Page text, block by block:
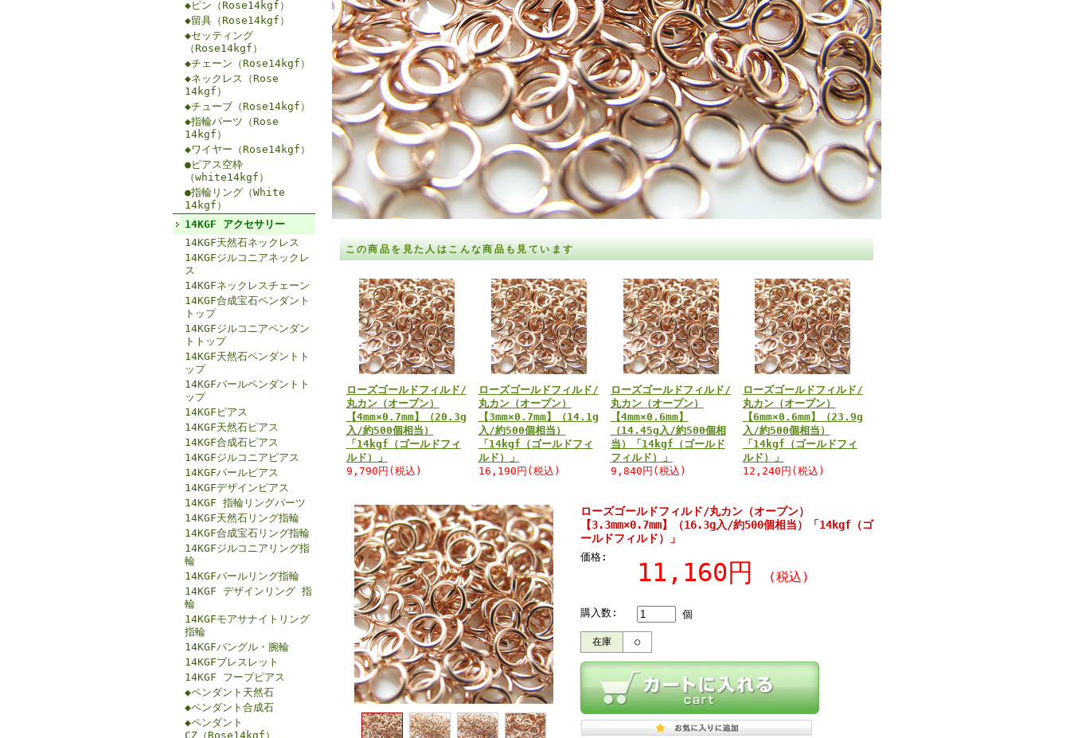
◆ピン（Rose14kgf）
◆留具（Rose14kgf）
◆セッティング
（Rose14kgf）
◆チェーン（Rose14kgf）
◆ネックレス（Rose
14kgf）
◆チューブ（Rose14kgf）
◆指輪パーツ（Rose
14kgf）
◆ワイヤー（Rose14kgf）
●ピアス空枠
（white14kgf）
●指輪リング（White
14kgf）
14KGF アクセサリー
14KGF天然石ネックレス
14KGFジルコニアネックレ
ス
14KGFネックレスチェーン
14KGF合成宝石ペンダント
トップ
14KGFジルコニアペンダン
トトップ
14KGF天然石ペンダントト
ップ
14KGFパールペンダントト
ップ
14KGFピアス
14KGF天然石ピアス
14KGF合成石ピアス
14KGFジルコニアピアス
14KGFパールピアス
14KGFデザインピアス
14KGF 指輪リングパーツ
14KGF天然石リング指輪
14KGF合成宝石リング指輪
14KGFジルコニアリング指
輪
14KGFパールリング指輪
14KGF デザインリング 指
輪
14KGFモアサナイトリング
指輪
14KGFバングル・腕輪
14KGFブレスレット
14KGF フープピアス
◆ペンダント天然石
◆ペンダント合成石
◆ペンダント
CZ（Rose14kgf）
この商品を見た人はこんな商品も見ています
ローズゴールドフィルド/
丸カン（オープン）
【4mm×0.7mm】（20.3g
入/約500個相当）
「14kgf（ゴールドフィ
ルド）」
9,790円(税込)
ローズゴールドフィルド/
丸カン（オープン）
【3mm×0.7mm】（14.1g
入/約500個相当）
「14kgf（ゴールドフィ
ルド）」
16,190円(税込)
ローズゴールドフィルド/
丸カン（オープン）
【4mm×0.6mm】
（14.45g入/約500個相
当）「14kgf（ゴールド
フィルド）」
9,840円(税込)
ローズゴールドフィルド/
丸カン（オープン）
【6mm×0.6mm】（23.9g
入/約500個相当）
「14kgf（ゴールドフィ
ルド）」
12,240円(税込)
ローズゴールドフィルド/丸カン（オープン）
【3.3mm×0.7mm】（16.3g入/約500個相当）「14kgf（ゴ
ールドフィルド）」
価格:
11,160円 (税込)
購入数: 個
在庫 ○